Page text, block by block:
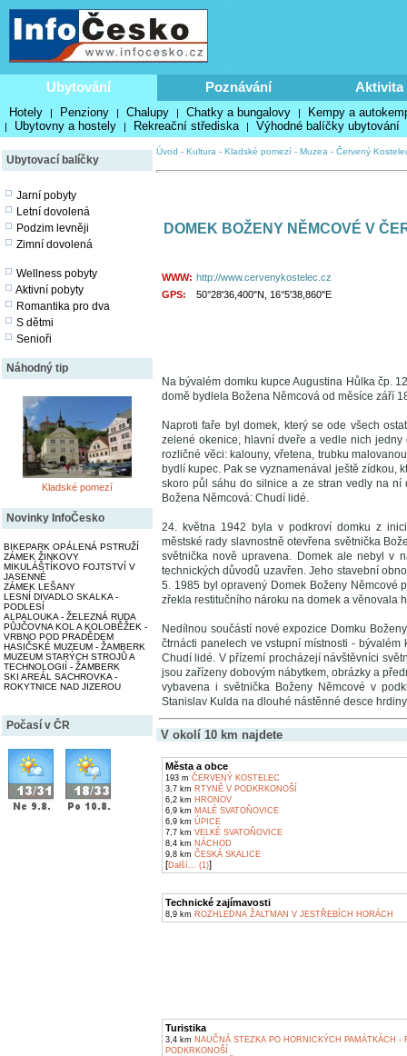
Ubytování Poznávání Aktivita
Hotely | Penziony | Chalupy | Chatky a bungalovy | Kempy a
| Ubytovny a hostely | Rekreační střediska | Výhodné balíčky ubytování
Ubytovací balíčky
Jarní pobyty
Letní dovolená
Podzim levněji
Zimní dovolená
Wellness pobyty
Aktivní pobyty
Romantika pro dva
S dětmi
Senioři
Náhodný tip
Kladské pomezí
Novinky InfoČesko
BIKEPARK OPÁLENÁ PSTRUŽÍ
ZÁMEK ŽINKOVY
MIKULÁŠTÍKOVO FOJTSTVÍ V
JASENNÉ
ZÁMEK LEŠANY
LESNÍ DIVADLO SKALKA -
PODLESÍ
ALPALOUKA - ŽELEZNÁ RUDA
PŮJČOVNA KOL A KOLOBĚŽEK -
VRBNO POD PRADĚDEM
HASIČSKÉ MUZEUM - ŽAMBERK
MUZEUM STARÝCH STROJŮ A
TECHNOLOGIÍ - ŽAMBERK
SKI AREÁL SACHROVKA -
ROKYTNICE NAD JIZEROU
Počasí v ČR
Úvod - Kultura - Kladské pomezí - Muzea - Červený
DOMEK BOŽENY NĚMCOVÉ V
WWW: http://www.cervenykostelec.cz
GPS:
50°28'36,400"N, 16°5'38,860"E
Na bývalém domku kupce Augustina Hůlka čp.
domě bydlela Božena Němcová od měsíce září
Naproti faře byl domek, který se ode všech
zelené okenice, hlavní dveře a vedle nich
rozličné věci: kalouny, vřetena, trubku
bydlí kupec. Pak se vyznamenával ještě zídkou,
skoro půl sáhu do silnice a ze stran vedly na ní
Božena Němcová: Chudí lidé.
24. května 1942 byla v podkroví domku z
městské rady slavnostně otevřena světnička
světnička nově upravena. Domek ale nebyl v
technických důvodů uzavřen. Jeho stavební
5. 1985 byl opravený Domek Boženy Němcové
zřekla restitučního nároku na domek a věnovala
Nedílnou součástí nové expozice Domku
čtrnácti panelech ve vstupní místnosti -
Chudí lidé. V přízemí procházejí návštěvníci
jsou zařízeny dobovým nábytkem, obrázky a
vybavena i světnička Boženy Němcové v
Stanislav Kulda na dlouhé nástěnné desce
V okolí 10 km najdete
Města a obce
193 m ČERVENÝ KOSTELEC
3,7 km RTYNĚ V PODKRKONOŠÍ
6,2 km HRONOV
6,9 km MALÉ SVATOŇOVICE
6,9 km ÚPICE
7,7 km VELKÉ SVATOŇOVICE
8,4 km NÁCHOD
9,8 km ČESKÁ SKALICE
[Další... (1)]
Technické zajímavosti
8,9 km ROZHLEDNA ŽALTMAN V JESTŘEBÍCH HORÁCH
Turistika
3,4 km NAUČNÁ STEZKA PO HORNICKÝCH PAMÁTKÁCH -
PODKRKONOŠÍ